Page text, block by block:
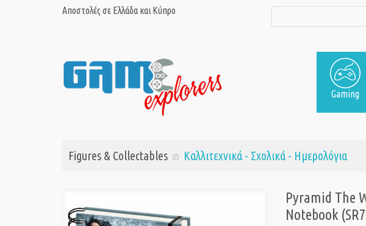
Αποστολές σε Ελλάδα και Κύπρο
Gaming
Figures & Collectables Καλλιτεχνικά - Σχολικά - Ημερολόγια
Pyramid The
Notebook